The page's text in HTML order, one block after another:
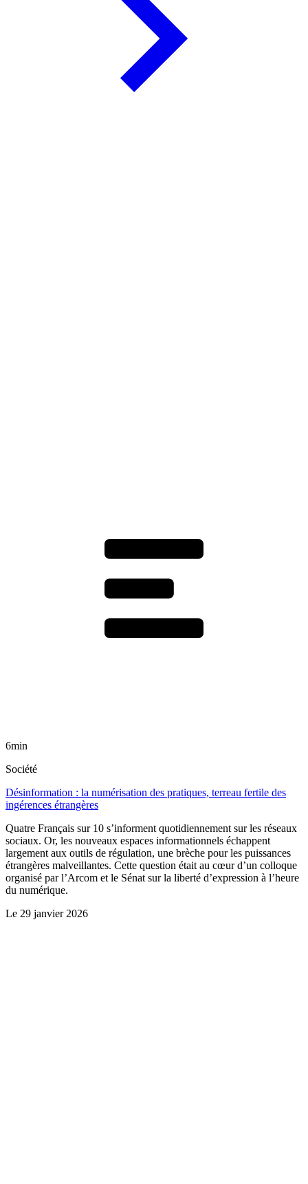
6min
Société
Désinformation : la numérisation des pratiques, terreau fertile des
ingérences étrangères
Quatre Français sur 10 s’informent quotidiennement sur les réseaux
sociaux. Or, les nouveaux espaces informationnels échappent
largement aux outils de régulation, une brèche pour les puissances
étrangères malveillantes. Cette question était au cœur d’un colloque
organisé par l’Arcom et le Sénat sur la liberté d’expression à l’heure
du numérique.
Le 29 janvier 2026